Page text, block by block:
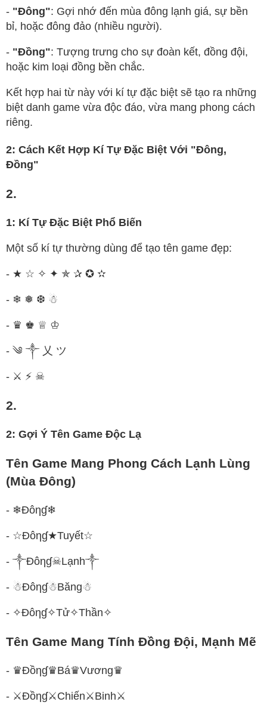
- "Đông": Gợi nhớ đến mùa đông lạnh giá, sự bền
bỉ, hoặc đông đảo (nhiều người).
- "Đồng": Tượng trưng cho sự đoàn kết, đồng đội,
hoặc kim loại đồng bền chắc.
Kết hợp hai từ này với kí tự đặc biệt sẽ tạo ra những
biệt danh game vừa độc đáo, vừa mang phong cách
riêng.
2: Cách Kết Hợp Kí Tự Đặc Biệt Với "Đông,
Đồng"
2.
1: Kí Tự Đặc Biệt Phổ Biến
Một số kí tự thường dùng để tạo tên game đẹp:
- ★ ☆ ✧ ✦ ✯ ✰ ✪ ✫
- ❄ ❅ ❆ ☃
- ♛ ♚ ♕ ♔
- ༄ ༒ 乂 ツ
- ⚔ ⚡ ☠
2.
2: Gợi Ý Tên Game Độc Lạ
Tên Game Mang Phong Cách Lạnh Lùng
(Mùa Đông)
- ❄Đôηɠ❄
- ☆Đôηɠ★Tuyết☆
- ༒Đôηɠ☠Lạnh༒
- ☃Đôηɠ☃Băng☃
- ✧Đôηɠ✧Tử✧Thần✧
Tên Game Mang Tính Đồng Đội, Mạnh Mẽ
- ♛Đồηɠ♛Bá♛Vương♛
- ⚔Đồηɠ⚔Chiến⚔Binh⚔